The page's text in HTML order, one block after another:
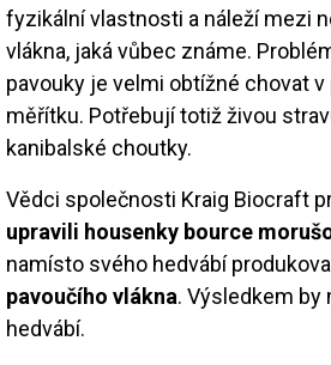
fyzikální vlastnosti a náleží mezi
vlákna, jaká vůbec známe.
pavouky je velmi obtížné chovat
měřítku. Potřebují totiž živou
kanibalské choutky.
Vědci společnosti Kraig Biocraft
upravili housenky bource
namísto svého hedvábí
pavoučího vlákna. Výsledkem by
hedvábí.